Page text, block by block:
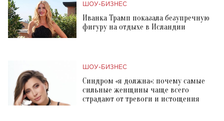
ШОУ-БИЗНЕС
Иванка Трамп показала безупречную
фигуру на отдыхе в Исландии
ШОУ-БИЗНЕС
Синдром «я должна»: почему самые
сильные женщины чаще всего
страдают от тревоги и истощения